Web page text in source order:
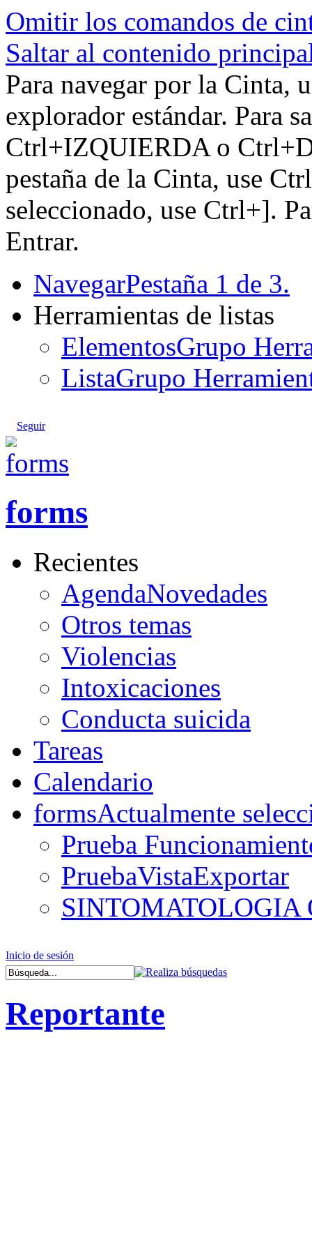
Omitir los comandos de
Saltar al contenido
Para navegar por la Cinta,
explorador estándar. Para
Ctrl+IZQUIERDA o
pestaña de la Cinta, use
seleccionado, use Ctrl+].
Entrar.
NavegarPestaña 1 de 3.
Herramientas de listas
ElementosGrupo
ListaGrupo
Seguir
forms
Recientes
AgendaNovedades
Otros temas
Violencias
Intoxicaciones
Conducta suicida
Tareas
Calendario
formsActualmente
Prueba
PruebaVistaExportar
SINTOMATOLOGIA
Inicio de sesión
Reportante